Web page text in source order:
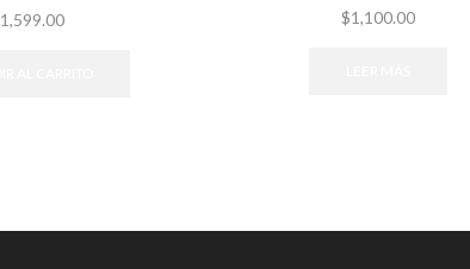
1,599.00 $1,100.00